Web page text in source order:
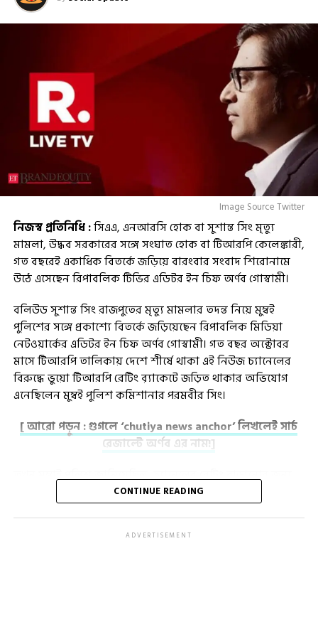
Image Source Twitter
নিজস্ব প্রতিনিধি :সিএএ, এনআরসি হোক বা সুশান্ত সিং মৃত্যু
মামলা, উদ্ধব সরকারের সঙ্গে সংঘাত হোক বা টিআরপি কেলেঙ্কারী,
গত বছরেই একাধিক বিতর্কে জড়িয়ে বারংবার সংবাদ শিরোনামে
উঠে এসেছেন রিপাবলিক টিভির এডিটর ইন চিফ অর্ণব গোস্বামী।
বলিউড সুশান্ত সিং রাজপুতের মৃত্যু মামলার তদন্ত নিয়ে মুম্বই
পুলিশের সঙ্গে প্রকাশ্যে বিতর্কে জড়িয়েছেন রিপাবলিক মিডিয়া
নেটওয়ার্কের এডিটর ইন চিফ অর্ণব গোস্বামী। গত বছর অক্টোবর
মাসে টিআরপি তালিকায় দেশে শীর্ষে থাকা এই নিউজ চ্যানেলের
বিরুদ্ধে ভুয়ো টিআরপি রেটিং ব়্যাকেটে জড়িত থাকার অভিযোগ
এনেছিলেন মুম্বই পুলিশ কমিশানার পরমবীর সিং।
[ আরো পড়ুন : গুগলে ‘chutiya news anchor’ লিখলেই সার্চ
রেজাল্টে অর্ণব এর নাম!]
তখন মুম্বাই পুলিশ জানিয়েছিল, চ্যানেলের রেটিং বাড়ানোর জন্য
অনৈতিকভাবে BARC-এর প্রাক্তন CEO পার্থ দাশগুপ্তকে লক্ষ লক্ষ
টাকা ঘুষ দিয়েছিলেন অর্ণব গোস্বামী। তাও আবার একবার নয়,
CONTINUE READING
ADVERTISEMENT